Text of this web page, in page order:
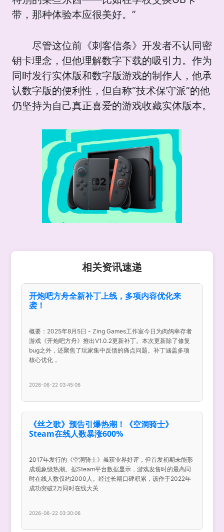
带，那种体验本应很美好。”
尽管这位前《刺客信条》开发者不认同密
钥卡理念，但他理解数字下载的吸引力。作为
同时发行实体版和数字版游戏的制作人，他承
认数字版的便利性，但自称“技术保守派”的他
仍坚持为自己真正喜爱的游戏收藏实体版本。
相关资讯速递
开炮吧方舟全新补丁上线，多项内容优化来
袭！
概要：2025年8月5日 - Zing Games工作室今日为肉鸽幸存者
游戏《开炮吧方舟》推出V1.0.2更新补丁。本次更新除了修复
bug之外，还聚焦了玩家集中反馈的痛点问题。补丁涵盖多项
核心优化，
2026-06-22 03:45:06
《丝之歌》预告引爆热潮！《空洞骑士》
Steam在线人数暴涨600%
2017年发行的《空洞骑士》虽获业界好评，但首发初期未能形
成现象级热潮。据Steam平台数据显示，游戏发售时的最高同
时在线人数仅约2000人。经过长期口碑积累，该作于2022年
成功突破2万同时在线大关
2026-06-22 03:30:06